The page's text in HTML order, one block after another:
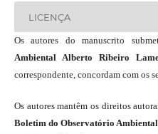
LICENÇA
Os autores do manuscrito
Ambiental Alberto Ribeiro
correspondente, concordam com os
Os autores mantêm os direitos
Boletim do Observatório